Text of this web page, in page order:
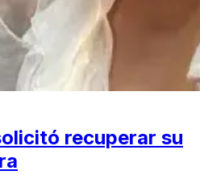
recuperar su